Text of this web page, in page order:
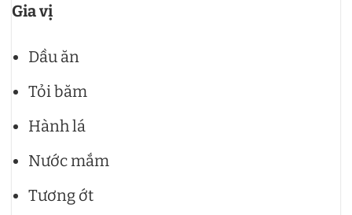
Gia vị
Dầu ăn
Tỏi băm
Hành lá
Nước mắm
Tương ớt